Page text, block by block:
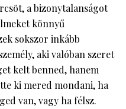
a bizonytalanságot
könnyű
sokszor inkább
aki valóban szeret
kelt benned, hanem
ki mered mondani, ha
van, vagy ha félsz.